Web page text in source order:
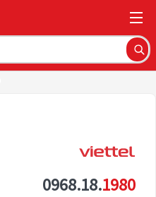
0968.18.1980